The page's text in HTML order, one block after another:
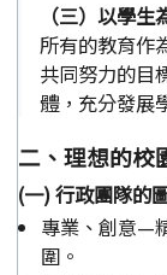
（三）以學
所有的教育作
共同努力的目
體，充分發展
二、理想的校
(一) 行政團隊的
專業、創意—
圍。